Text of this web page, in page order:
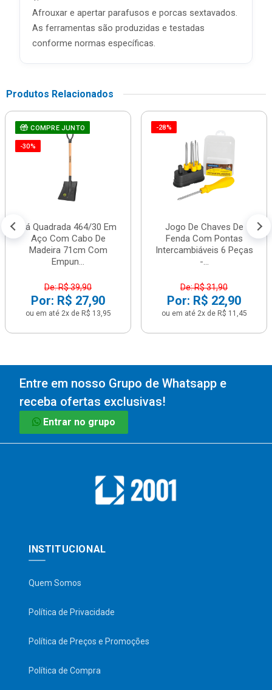
Afrouxar e apertar parafusos e porcas sextavados.
As ferramentas são produzidas e testadas
conforme normas específicas.
Produtos Relacionados
COMPRE JUNTO
-30%
Pá Quadrada 464/30 Em
Aço Com Cabo De
Madeira 71cm Com
Empun...
De: R$ 39,90
Por: R$ 27,90
ou em até 2x de R$ 13,95
-28%
Jogo De Chaves De
Fenda Com Pontas
Intercambiáveis 6 Peças
-...
De: R$ 31,90
Por: R$ 22,90
ou em até 2x de R$ 11,45
Entre em nosso Grupo de Whatsapp e
receba ofertas exclusivas!
Entrar no grupo
INSTITUCIONAL
Quem Somos
Política de Privacidade
Política de Preços e Promoções
Política de Compra